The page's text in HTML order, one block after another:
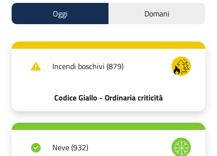
Oggi Domani
Incendi boschivi (879)
Codice Giallo - Ordinaria criticità
Neve (932)